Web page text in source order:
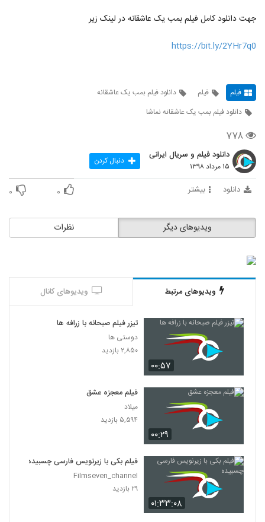
جهت دانلود کامل فیلم بمب یک عاشقانه در لینک زیر
https://bit.ly/2YHr7q0
فیلم فیلم
دانلود فیلم بمب یک عاشقانه
دانلود فیلم بمب یک عاشقانه نماشا
۷۷۸
دانلود فیلم و سریال ایرانی
۱۵ مرداد ۱۳۹۸ دنبال کردن
دانلود بیشتر ۰ ۰
نظرات ویدیوهای دیگر
ویدیوهای مرتبط ویدیوهای کانال
۰۰:۵۷
تیزر فیلم صبحانه با زرافه ها
دوستی ها
۲,۸۵۰ بازدید
۰۰:۲۹
فیلم معجزه عشق
میلاد
۵,۵۹۴ بازدید
۰۱:۳۳:۰۸
فیلم بکی با زیرنویس فارسی چسبیده
Filmseven_channel
۲۹ بازدید